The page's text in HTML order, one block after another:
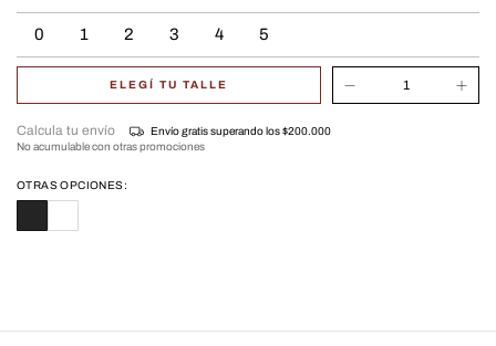
0 1 2 3 4 5
ELEGÍ TU TALLE
Calcula tu envío Envío gratissuperando los$200.000
No acumulable con otras promociones
OTRAS OPCIONES: